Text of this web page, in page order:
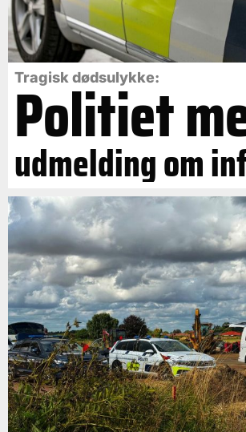
Tragisk dødsulykke:
Politiet
udmelding om